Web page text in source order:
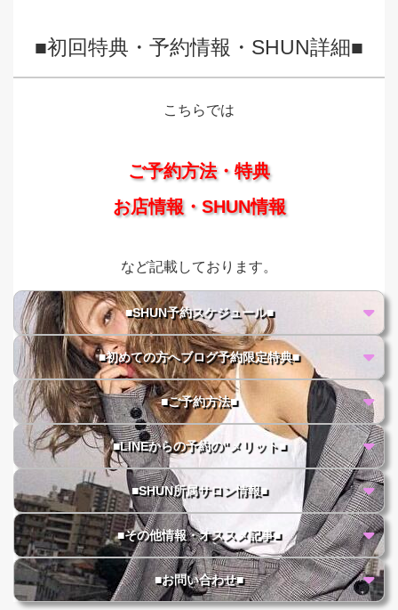
■初回特典・予約情報・SHUN詳細■
こちらでは
ご予約方法・特典
お店情報・SHUN情報
など記載しております。
■SHUN予約スケジュール■
■初めての方へブログ予約限定特典■
■ご予約方法■
■LINEからの予約の"メリット■
■SHUN所属サロン情報■
■その他情報・オススメ記事■
■お問い合わせ■